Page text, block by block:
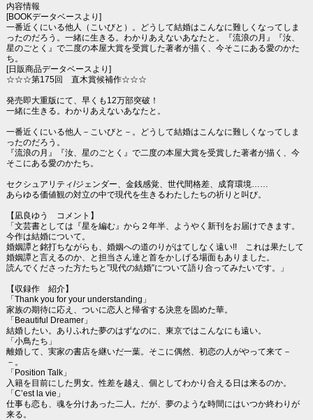
内容情報
[BOOKデータベースより]
一番近くにいる他人（こいびと）。どうして結婚はこんなに難しくなってしま
ったのだろう。一緒に生きる。わかりあえないあなたと。『流浪の月』『汝、
星のごとく』で二度の本屋大賞を受賞した著者が描く、今そこにある愛のかた
ち。
[日販商品データベースより]
☆☆☆第175回 直木賞候補作☆☆☆
発売即大重版にて、早くも12万部突破！
一緒に生きる。わかりあえないあなたと。
一番近くにいる他人－こいびと－。どうして結婚はこんなに難しくなってしま
ったのだろう。
『流浪の月』『汝、星のごとく』で二度の本屋大賞を受賞した著者が描く、今
そこにある愛のかたち。
セクシュアリティ/ジェンダー、金銭感覚、世代間格差、成育環境……
あらゆる価値観の対立の中で現代を生きるわたしたちの祈りと叫び。
【凪良ゆう コメント】
「文芸書としては『星を編む』から２年半、ようやく新刊をお届けできます。
今作は結婚について。
婚姻譚と銘打ちながらも、婚姻への道のりがはてしなく遠い!! これは果たして
婚姻譚と言えるのか、と担当さん達と首をかしげる場面もありました。
読んでくださった方たちと”現代の結婚”について語り合ってみたいです。」
【収録作 紹介】
「Thank you for your understanding」
家族の期待に応え、ついに恋人と帰省する決意を固めた華。
「Beautiful Dreamer」
結婚したい。ありふれた夢のはずなのに、東京ではこんなにも遠い。
「小鳥たち」
離婚して、実家の書店を継いだ一葉。そこに偶然、初恋の人がやって来て－
－。
「Position Talk」
入籍を目前にした男女。性差を越え、個としてわかり合える日は来るのか。
「C’est la vie」
仕事も恋も、魂を分けあった二人。だが、夢のような時間にはいつか終わりが
来る。